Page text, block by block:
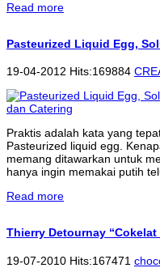
Read more
Pasteurized Liquid Egg,
19-04-2012 Hits:169884
Praktis adalah kata yang
Pasteurized liquid egg.
memang ditawarkan untuk
hanya ingin memakai putih
Read more
Thierry Detournay
19-07-2010 Hits:167471